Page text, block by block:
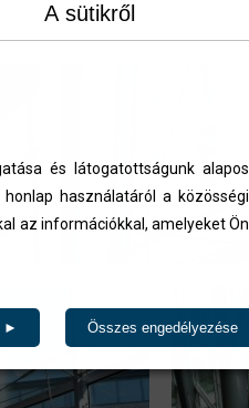
A sütikről
és látogatottságunk alapos
használatáról a közösségi
az információkkal, amelyeket Ön
► Összes engedélyezése